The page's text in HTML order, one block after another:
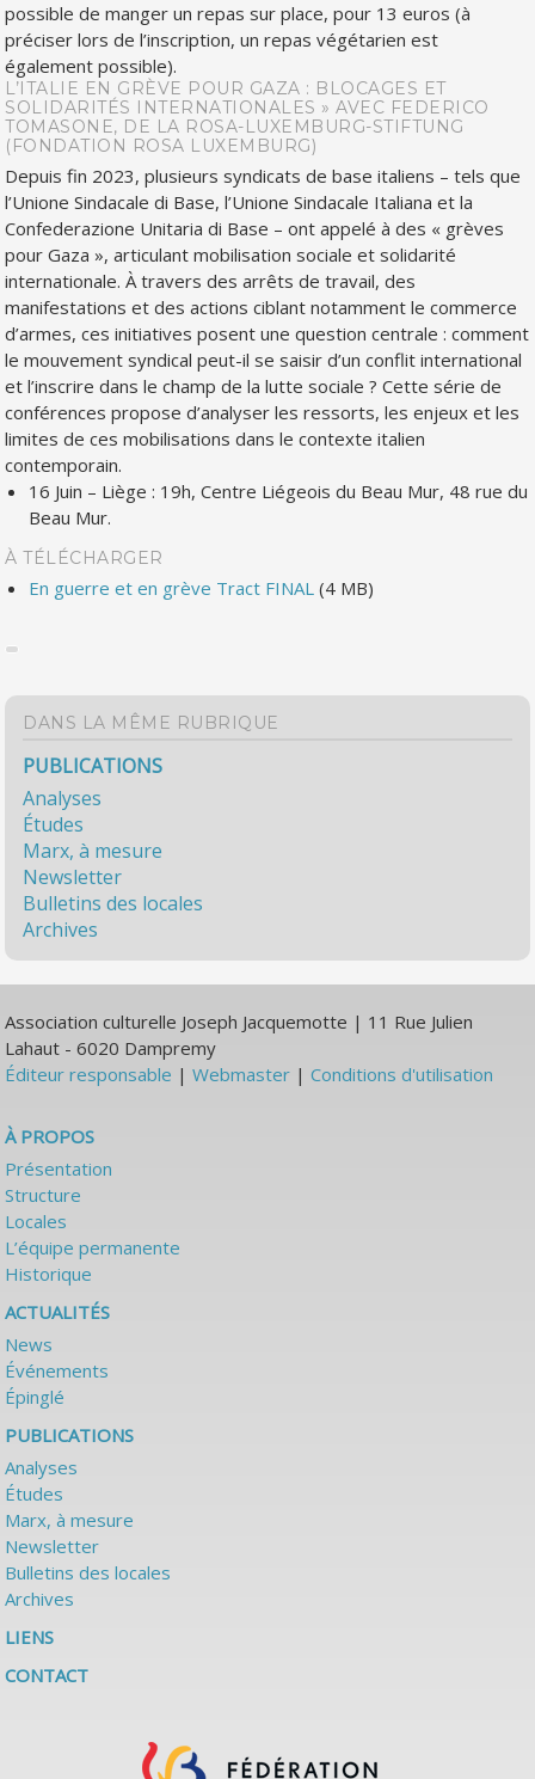
possible de manger un repas sur place, pour 13 euros (à
préciser lors de l’inscription, un repas végétarien est
également possible).
L’ITALIE EN GRÈVE POUR GAZA : BLOCAGES ET
SOLIDARITÉS INTERNATIONALES » AVEC FEDERICO
TOMASONE, DE LA ROSA-LUXEMBURG-STIFTUNG
(FONDATION ROSA LUXEMBURG)
Depuis fin 2023, plusieurs syndicats de base italiens – tels que
l’Unione Sindacale di Base, l’Unione Sindacale Italiana et la
Confederazione Unitaria di Base – ont appelé à des « grèves
pour Gaza », articulant mobilisation sociale et solidarité
internationale. À travers des arrêts de travail, des
manifestations et des actions ciblant notamment le commerce
d’armes, ces initiatives posent une question centrale : comment
le mouvement syndical peut-il se saisir d’un conflit international
et l’inscrire dans le champ de la lutte sociale ? Cette série de
conférences propose d’analyser les ressorts, les enjeux et les
limites de ces mobilisations dans le contexte italien
contemporain.
16 Juin – Liège : 19h, Centre Liégeois du Beau Mur, 48 rue du
Beau Mur.
À TÉLÉCHARGER
En guerre et en grève Tract FINAL (4 MB)
DANS LA MÊME RUBRIQUE
PUBLICATIONS
Analyses
Études
Marx, à mesure
Newsletter
Bulletins des locales
Archives
Association culturelle Joseph Jacquemotte | 11 Rue Julien
Lahaut - 6020 Dampremy
Éditeur responsable |Webmaster |Conditions d'utilisation
À PROPOS
Présentation
Structure
Locales
L’équipe permanente
Historique
ACTUALITÉS
News
Événements
Épinglé
PUBLICATIONS
Analyses
Études
Marx, à mesure
Newsletter
Bulletins des locales
Archives
LIENS
CONTACT